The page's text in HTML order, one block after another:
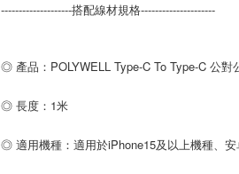
--------------------搭配線材規格---------------------
◎ 產品：POLYWELL Type-C To Type-C 公對
◎ 長度：1米
◎ 適用機種：適用於iPhone15及以上機種、